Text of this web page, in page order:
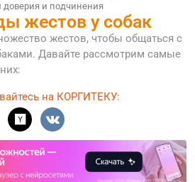
доверия и подчинения
жестов у собак
жестов, чтобы общаться с
Давайте рассмотрим самые
на КОРГИТЕКУ: